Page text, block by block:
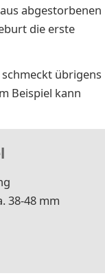
abgestorbenen
die erste
übrigens
Beispiel kann
38-48 mm